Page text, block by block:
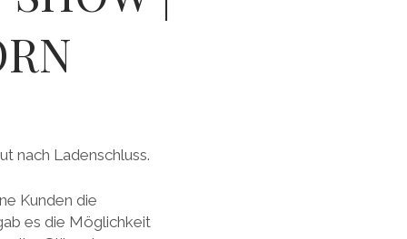
nach Ladenschluss.
Kunden die
es die Möglichkeit